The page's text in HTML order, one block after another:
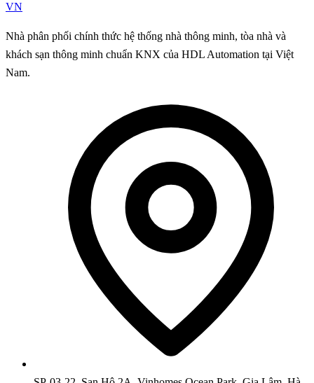
VN
Nhà phân phối chính thức hệ thống nhà thông minh, tòa nhà và
khách sạn thông minh chuẩn KNX của HDL Automation tại Việt
Nam.